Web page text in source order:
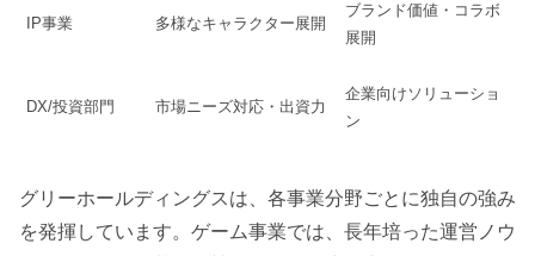
IP事業 多様なキャラクター展開
ブランド価値・コラボ
展開
DX/投資部門 市場ニーズ対応・出資力
企業向けソリューショ
ン
グリーホールディングスは、各事業分野ごとに独自の強み
を発揮しています。ゲーム事業では、長年培った運営ノウ